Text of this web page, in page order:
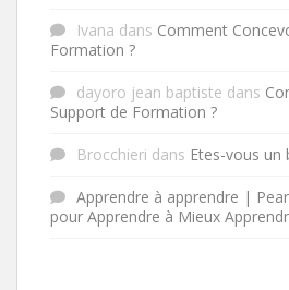
Ivana dans Comment
Formation ?
dayoro jean baptiste dans
Support de Formation ?
Brocchieri dans Etes-vous un
Apprendre à apprendre |
pour Apprendre à Mieux